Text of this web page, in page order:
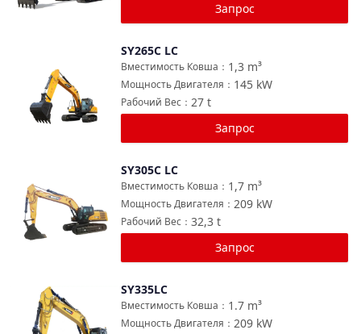
Запрос
SY265C LC
1,3 m³
Вместимость Ковша ：
145 kW
Мощность Двигателя ：
27 t
Рабочий Вес ：
Запрос
SY305C LC
1,7 m³
Вместимость Ковша ：
209 kW
Мощность Двигателя ：
32,3 t
Рабочий Вес ：
Запрос
Сравнить
SY335LC
1.7 m³
Вместимость Ковша ：
209 kW
Мощность Двигателя ：